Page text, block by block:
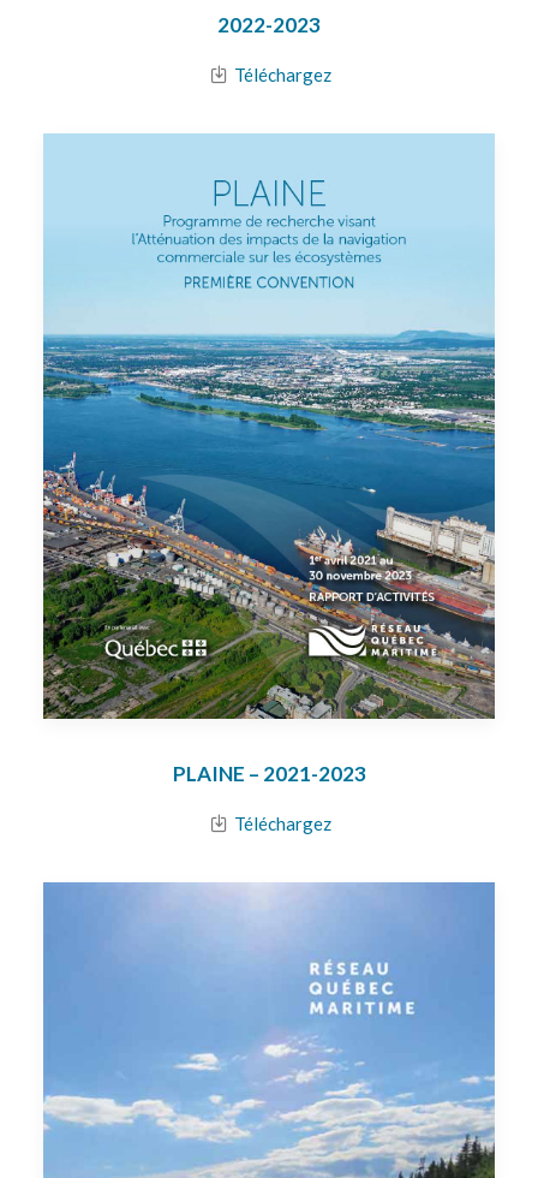
2022-2023
Téléchargez
PLAINE – 2021-2023
Téléchargez